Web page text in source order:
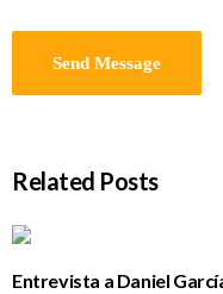
Related Posts
Entrevista a Daniel